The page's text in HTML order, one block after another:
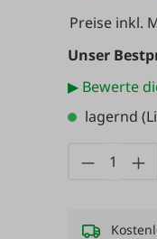
Preise inkl.
Unser
▶ Bewerte
lagernd